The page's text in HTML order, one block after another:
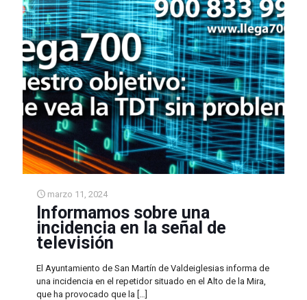
marzo 11, 2024
Informamos sobre una
incidencia en la señal de
televisión
El Ayuntamiento de San Martín de Valdeiglesias informa de
una incidencia en el repetidor situado en el Alto de la Mira,
que ha provocado que la